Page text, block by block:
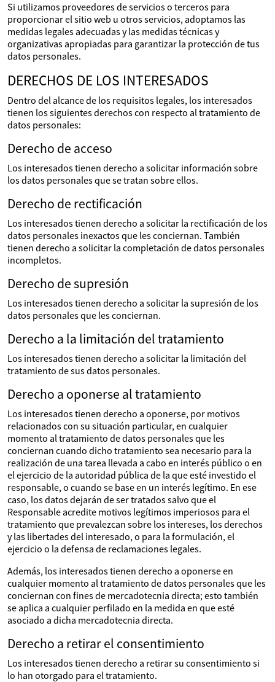
Si utilizamos proveedores de servicios o terceros para
proporcionar el sitio web u otros servicios, adoptamos las
medidas legales adecuadas y las medidas técnicas y
organizativas apropiadas para garantizar la protección de tus
datos personales.
DERECHOS DE LOS INTERESADOS
Dentro del alcance de los requisitos legales, los interesados
tienen los siguientes derechos con respecto al tratamiento de
datos personales:
Derecho de acceso
Los interesados tienen derecho a solicitar información sobre
los datos personales que se tratan sobre ellos.
Derecho de rectificación
Los interesados tienen derecho a solicitar la rectificación de los
datos personales inexactos que les conciernan. También
tienen derecho a solicitar la completación de datos personales
incompletos.
Derecho de supresión
Los interesados tienen derecho a solicitar la supresión de los
datos personales que les conciernan.
Derecho a la limitación del tratamiento
Los interesados tienen derecho a solicitar la limitación del
tratamiento de sus datos personales.
Derecho a oponerse al tratamiento
Los interesados tienen derecho a oponerse, por motivos
relacionados con su situación particular, en cualquier
momento al tratamiento de datos personales que les
conciernan cuando dicho tratamiento sea necesario para la
realización de una tarea llevada a cabo en interés público o en
el ejercicio de la autoridad pública de la que esté investido el
responsable, o cuando se base en un interés legítimo. En ese
caso, los datos dejarán de ser tratados salvo que el
Responsable acredite motivos legítimos imperiosos para el
tratamiento que prevalezcan sobre los intereses, los derechos
y las libertades del interesado, o para la formulación, el
ejercicio o la defensa de reclamaciones legales.
Además, los interesados tienen derecho a oponerse en
cualquier momento al tratamiento de datos personales que les
conciernan con fines de mercadotecnia directa; esto también
se aplica a cualquier perfilado en la medida en que esté
asociado a dicha mercadotecnia directa.
Derecho a retirar el consentimiento
Los interesados tienen derecho a retirar su consentimiento si
lo han otorgado para el tratamiento.